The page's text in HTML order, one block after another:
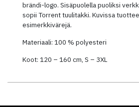
brändi-logo. Sisäpuolella puoliksi
sopii Torrent tuulitakki. Kuvissa
esimerkkivärejä.
Materiaali: 100 % polyesteri
Koot: 120 – 160 cm, S – 3XL